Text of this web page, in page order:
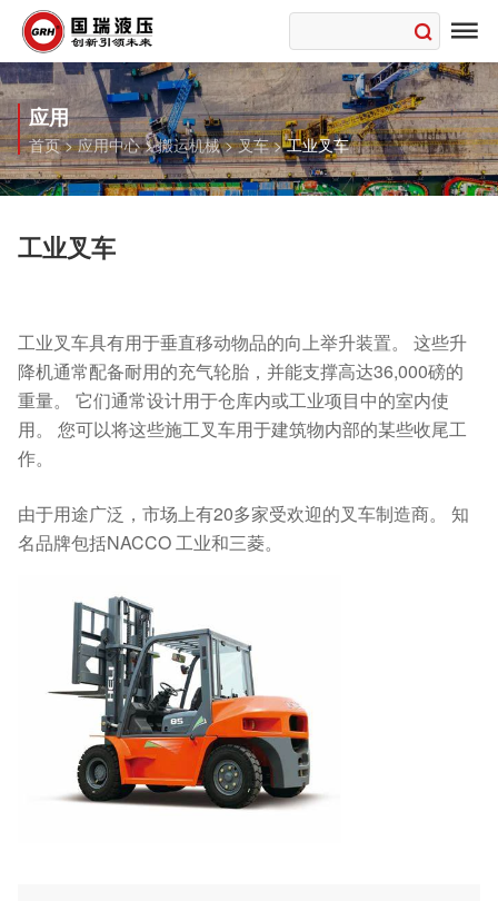

应用
首页>应用中心>搬运机械>叉车>工业叉车
工业叉车
工业叉车具有用于垂直移动物品的向上举升装置。 这些升
降机通常配备耐用的充气轮胎，并能支撑高达36,000磅的
重量。 它们通常设计用于仓库内或工业项目中的室内使
用。 您可以将这些施工叉车用于建筑物内部的某些收尾工
作。
由于用途广泛，市场上有20多家受欢迎的叉车制造商。 知
名品牌包括NACCO 工业和三菱。